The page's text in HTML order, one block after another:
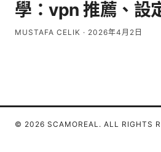
學：vpn 推薦、設
MUSTAFA CELIK · 2026年4月2日
© 2026 SCAMOREAL. ALL RIGHTS